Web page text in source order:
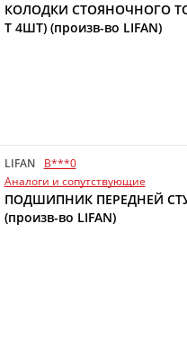
КОЛОДКИ СТОЯНОЧНОГО
Т 4ШТ) (произв-во LIFAN)
LIFAN
B***0
Аналоги и сопутствующие
ПОДШИПНИК ПЕРЕДНЕЙ
(произв-во LIFAN)